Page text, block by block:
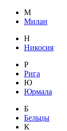
М
Милан
Н
Никосия
Р
Рига
Ю
Юрмала
Б
Бельцы
К